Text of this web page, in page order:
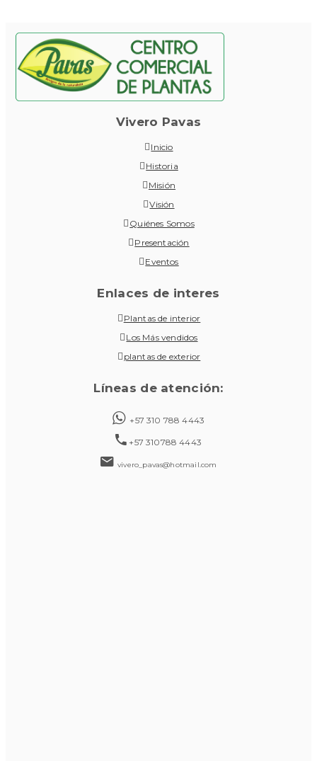
Vivero Pavas
Inicio
Historia
Misión
Visión
Quiénes Somos
Presentación
Eventos
Enlaces de interes
Plantas de interior
Los Más vendidos
plantas de exterior
Líneas de atención:
+57 310 788 4443
+57 310788 4443
vivero_pavas@hotmail.com